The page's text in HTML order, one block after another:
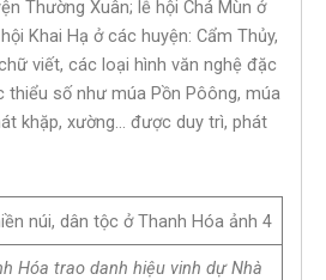
Thường Xuân; lễ hội Chá Mùn ở
Khai Hạ ở các huyện: Cẩm Thủy,
viết, các loại hình văn nghệ đặc
số như múa Pồn Pôông, múa
khặp, xường… được duy trì, phát
Hóa trao danh hiệu vinh dự Nhà